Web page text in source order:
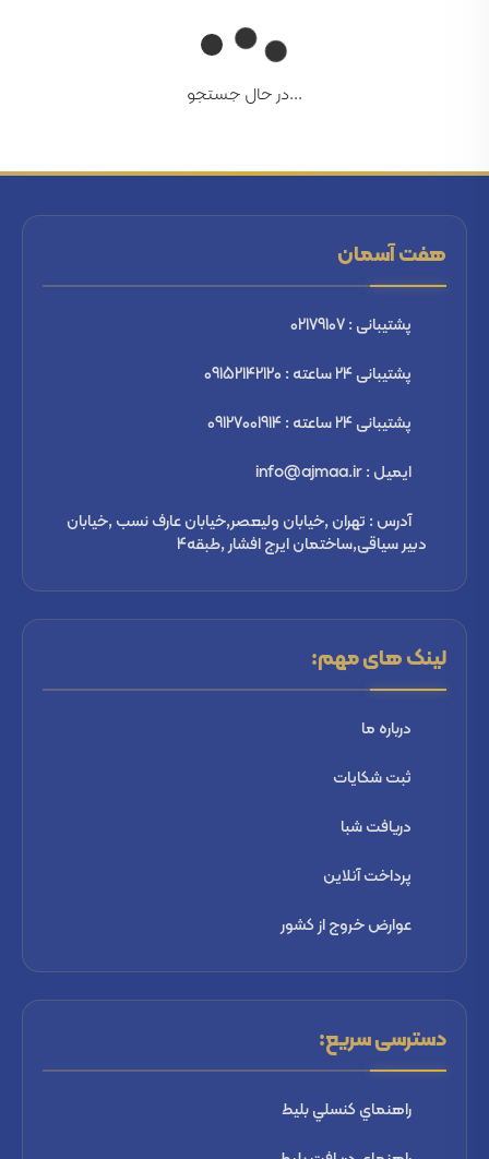
...در حال جستجو
هفت آسمان
پشتیبانی : 02179107
پشتیبانی 24 ساعته : 09152142120
پشتیبانی 24 ساعته : 09127001914
ایمیل : info@ajmaa.ir
آدرس : تهران ,خیابان ولیعصر,خیابان عارف نسب ,خیابان
دبیر سیاقی,ساختمان ایرج افشار ,طبقه4
لینک های مهم:
درباره ما
ثبت شكايات
دریافت شبا
پرداخت آنلاین
عوارض خروج از کشور
دسترسی سریع:
راهنماي كنسلي بليط